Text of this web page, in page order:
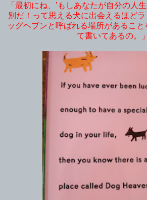
「最初にね、’もしあなたが自分の人
別だ！って思える犬に出会えるほど
ッグヘブンと呼ばれる場所があること
て書いてあるの。」